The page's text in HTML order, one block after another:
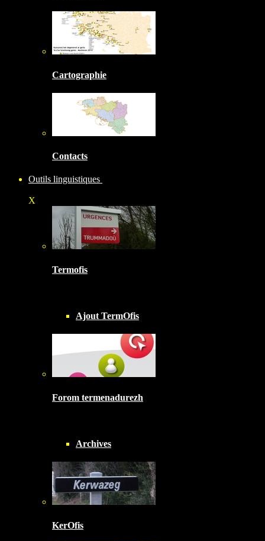
Cartographie
Contacts
Outils linguistiques
X
Termofis
Ajout TermOfis
Forom termenadurezh
Archives
KerOfis